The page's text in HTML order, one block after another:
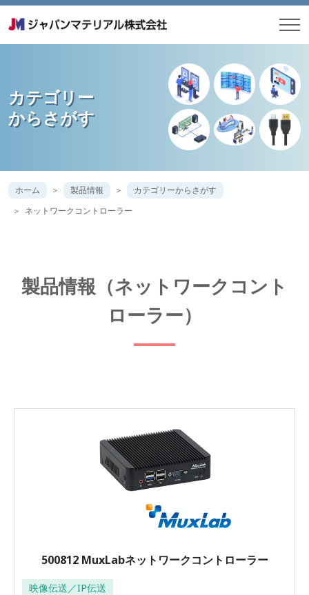
カテゴリー
からさがす
ホーム 製品情報
カテゴリーからさがす
ネットワークコントローラー
製品情報（ネットワークコント
ローラー）
500812 MuxLabネットワークコントローラー
映像伝送／IP伝送